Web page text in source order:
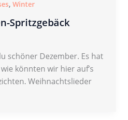
, Winter
Spritzgebäck
schöner Dezember. Es hat
könnten wir hier auf’s
Weihnachtslieder